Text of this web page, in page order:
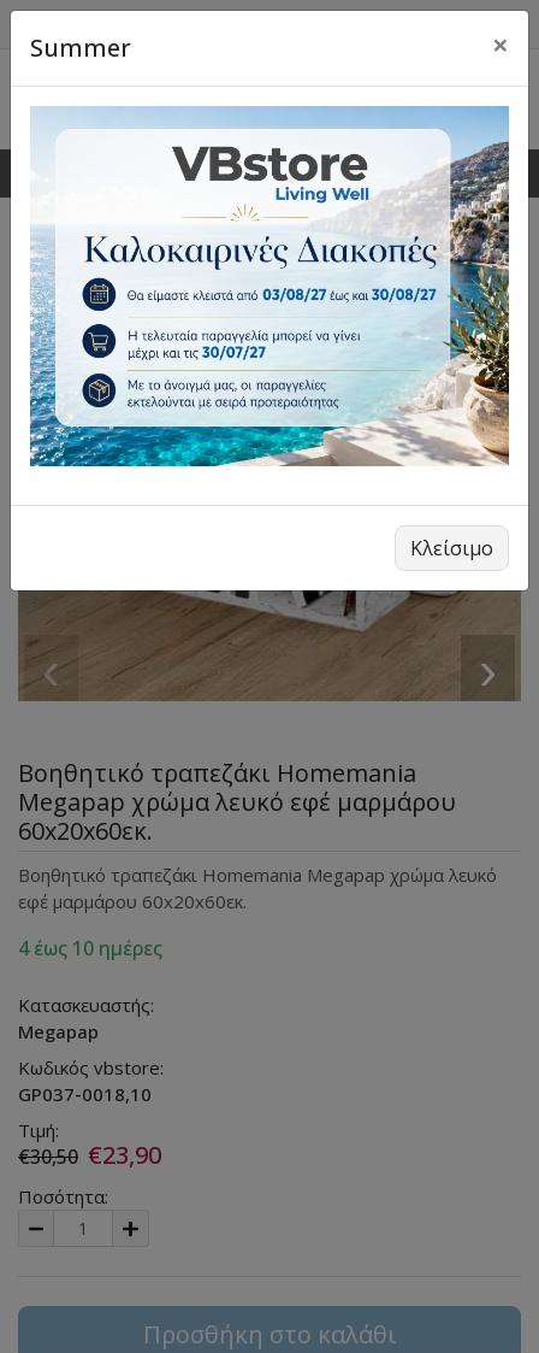
0 0
‹ ›
Βοηθητικό τραπεζάκι Homemania
Megapap χρώμα λευκό εφέ μαρμάρου
60x20x60εκ.
Βοηθητικό τραπεζάκι Homemania Megapap χρώμα λευκό
εφέ μαρμάρου 60x20x60εκ.
4 έως 10 ημέρες
Κατασκευαστής:
Megapap
Κωδικός vbstore:
GP037-0018,10
Τιμή:
€30,50 €23,90
Ποσότητα:
Προσθήκη στο καλάθι
Summer ×
Κλείσιμο